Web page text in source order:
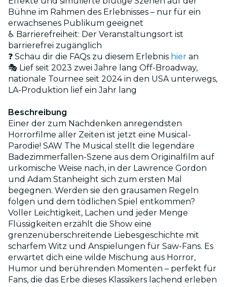
Bühne im Rahmen des Erlebnisses – nur für ein
erwachsenes Publikum geeignet
♿ Barrierefreiheit: Der Veranstaltungsort ist
barrierefrei zugänglich
❓ Schau dir die FAQs zu diesem Erlebnis hier an
🎭 Lief seit 2023 zwei Jahre lang Off-Broadway,
nationale Tournee seit 2024 in den USA unterwegs,
LA-Produktion lief ein Jahr lang
Beschreibung
Einer der zum Nachdenken anregendsten
Horrorfilme aller Zeiten ist jetzt eine Musical-
Parodie! SAW The Musical stellt die legendäre
Badezimmerfallen-Szene aus dem Originalfilm auf
urkomische Weise nach, in der Lawrence Gordon
und Adam Stanheight sich zum ersten Mal
begegnen. Werden sie den grausamen Regeln
folgen und dem tödlichen Spiel entkommen?
Voller Leichtigkeit, Lachen und jeder Menge
Flüssigkeiten erzählt die Show eine
grenzenüberschreitende Liebesgeschichte mit
scharfem Witz und Anspielungen für Saw-Fans. Es
erwartet dich eine wilde Mischung aus Horror,
Humor und berührenden Momenten – perfekt für
Fans, die das Erbe dieses Klassikers lachend erleben